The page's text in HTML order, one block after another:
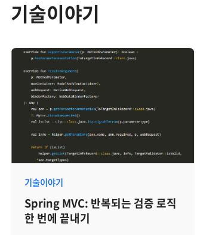
기술이야기
기술이야기
Spring MVC: 반복되는 검증 로직
한 번에 끝내기